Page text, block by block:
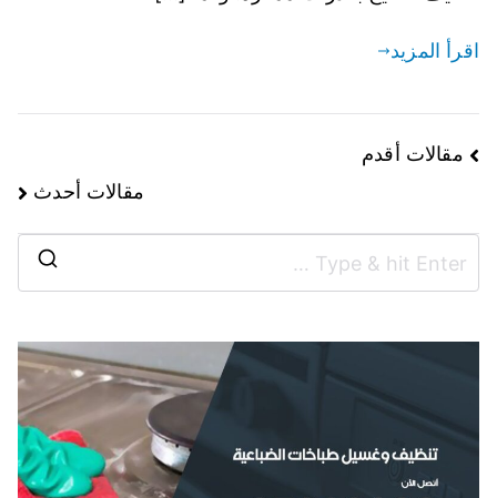
اقرأ المزيد
مقالات أقدم
مقالات أحدث